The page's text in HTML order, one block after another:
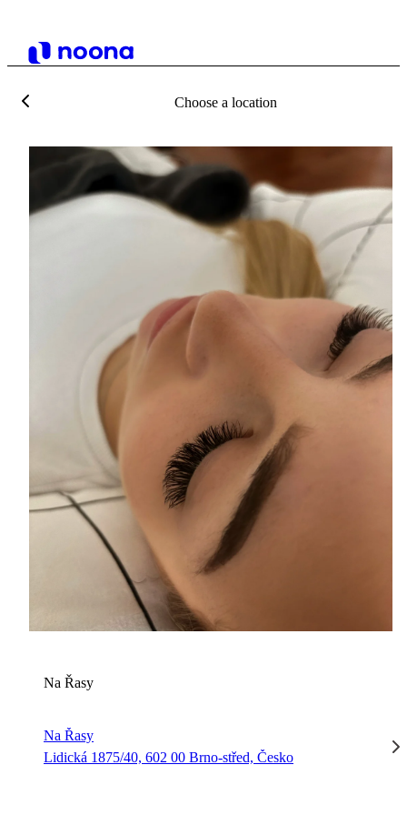
Choose a location
Na Řasy
Na Řasy
Lidická 1875/40, 602 00 Brno-střed, Česko